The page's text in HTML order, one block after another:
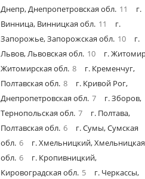
Днепр, Днепропетровская обл. 11
г.
Винница, Винницкая обл. 11
г.
Запорожье, Запорожская обл. 10
г.
Львов, Львовская обл. 10
г.
Житомирская обл. 8
г. Кременчуг,
Полтавская обл. 8
г. Кривой Рог,
Днепропетровская обл. 7
г. Зборов,
Тернопольская обл. 7
г. Полтава,
Полтавская обл. 6
г. Сумы, Сумская
обл. 6
г. Хмельницкий, Хмельницкая
обл. 6
г. Кропивницкий,
Кировоградская обл. 5
г. Черкассы,